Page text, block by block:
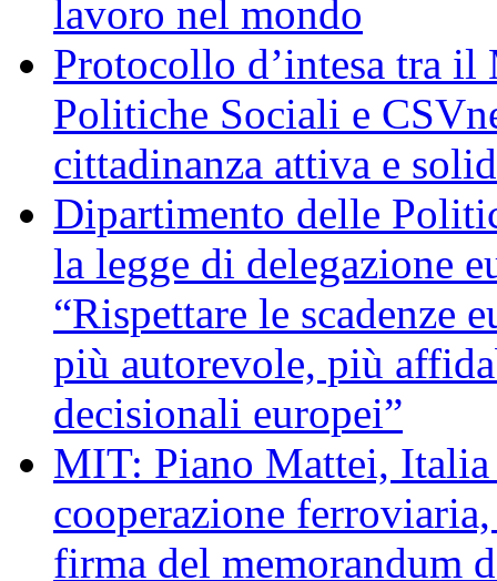
lavoro nel mondo
Protocollo d’intesa tra
Politiche Sociali e
cittadinanza attiva e
Dipartimento delle
la legge di delegazione
“Rispettare le scadenze
più autorevole, più
decisionali europei”
MIT: Piano Mattei, Italia
cooperazione
firma del memorandum